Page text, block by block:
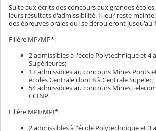
Suite aux écrits des concours aux grandes
leurs résultats d'admissibilité. Il leur reste
des épreuves orales qui se dérouleront jusqu'au
Filière MP/MP*:
2 admissibles à l'école Polytechnique et 4
Supérieures;
17 admissibles au concours Mines Ponts
écoles Centrale dont 8 à Centrale Supélec;
54 admissibles au concours Mines
CCINP.
Filière MPI/MPI*:
2 admissibles à l'école Polytechnique et 3